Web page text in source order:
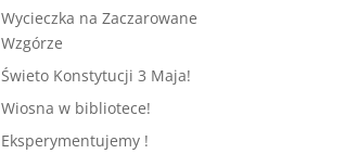
Wycieczka na Zaczarowane
Wzgórze
Świeto Konstytucji 3 Maja!
Wiosna w bibliotece!
Eksperymentujemy !